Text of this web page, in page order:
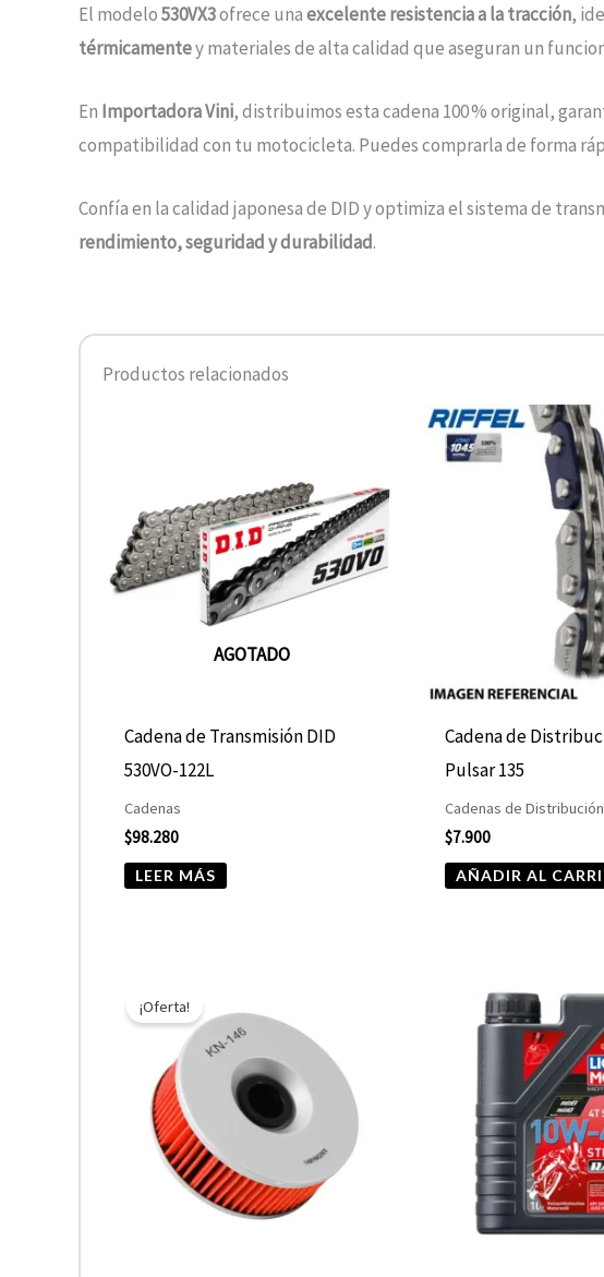
El modelo530VX3ofrece unaexcelente resistencia a la tracción,
térmicamentey materiales de alta calidad que aseguran un
En Importadora Vini, distribuimos esta cadena 100 % original,
compatibilidad con tu motocicleta. Puedes comprarla de forma
Confía en la calidad japonesa de DID y optimiza el sistema de
rendimiento, seguridad y durabilidad.
Productos relacionados
AGOTADO
Cadena de Transmisión DID
530VO-122L
Cadenas
$98.280
LEER MÁS
Cadena de
Pulsar 135
Cadenas de Distribución
$7.900
AÑADIR AL
¡Oferta!original
era:
$10.890.
actual
es:
$5.445.
de